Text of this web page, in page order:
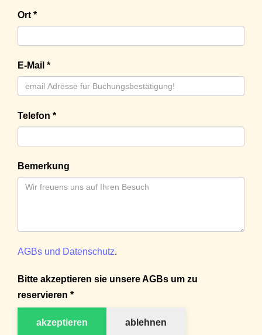
Ort *
E-Mail *
Telefon *
Bemerkung
AGBs und Datenschutz.
Bitte akzeptieren sie unsere AGBs um zu
reservieren *
akzeptieren ablehnen